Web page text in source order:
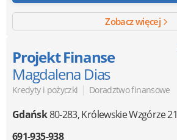
Zobacz więcej
Projekt Finanse
Magdalena Dias
Kredyty i pożyczki | Doradztwo finansowe
Gdańsk80-283,Królewskie Wzgórze 21
691-935-938